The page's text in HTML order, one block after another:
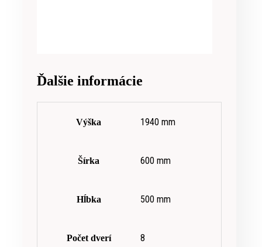
Ďalšie informácie
Výška 1940 mm
Šírka 600 mm
Hĺbka 500 mm
Počet dverí 8